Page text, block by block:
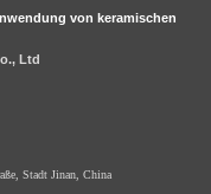
von keramischen
Ltd
Stadt Jinan, China